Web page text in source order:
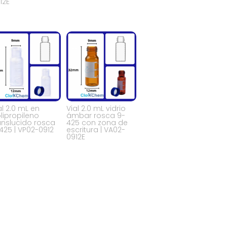
2.0 mL en
rosca
| VP02-0912
Vial 2.0 mL vidrio
ámbar rosca 9-
425 con zona de
escritura | VA02-
0912E